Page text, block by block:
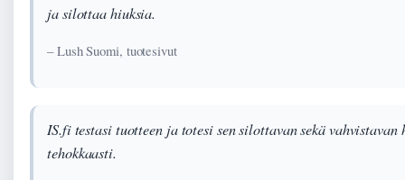
ja silottaa hiuksia.
– Lush Suomi, tuotesivut
IS.fi testasi tuotteen ja totesi sen silottavan sekä vahvistavan
tehokkaasti.